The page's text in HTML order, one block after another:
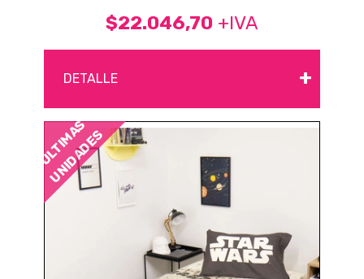
$22.046,70 +IVA
DETALLE +
ÚLTIMAS
UNIDADES